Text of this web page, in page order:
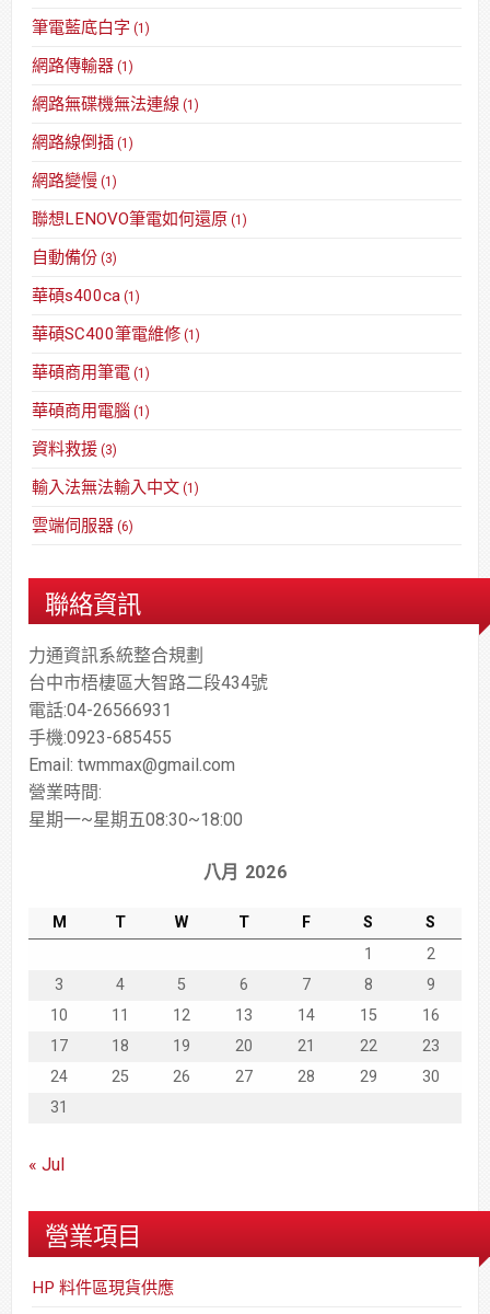
筆電藍底白字 (1)
網路傳輸器 (1)
網路無碟機無法連線 (1)
網路線倒插 (1)
網路變慢 (1)
聯想LENOVO筆電如何還原 (1)
自動備份 (3)
華碩s400ca (1)
華碩SC400筆電維修 (1)
華碩商用筆電 (1)
華碩商用電腦 (1)
資料救援 (3)
輸入法無法輸入中文 (1)
雲端伺服器 (6)
聯絡資訊
力通資訊系統整合規劃
台中市梧棲區大智路二段434號
電話:04-26566931
手機:0923-685455
Email: twmmax@gmail.com
營業時間:
星期一~星期五08:30~18:00
八月 2026
M T W T F S
S
1
2
3
4 5 6 7 8
9
10
11 12 13 14 15
16
17
18 19 20 21 22
23
24
25 26 27 28 29
30
31
« Jul
營業項目
HP 料件區現貨供應